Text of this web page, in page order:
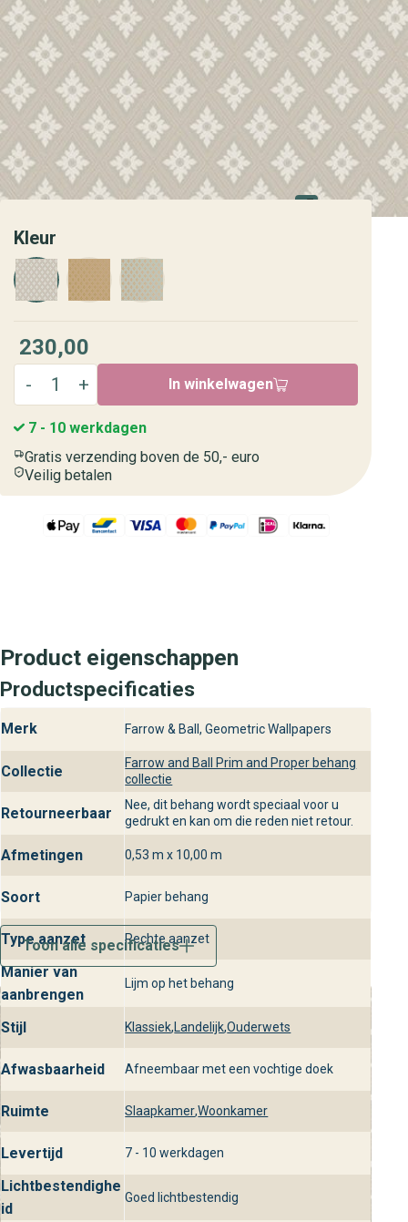
Kleur
230,00
In winkelwagen
7 - 10 werkdagen
Gratis verzending boven de 50,- euro
Veilig betalen
Product eigenschappen
Productspecificaties
Merk Farrow & Ball, Geometric Wallpapers
Collectie
Farrow and Ball Prim and Proper behang
collectie
Retourneerbaar
Nee, dit behang wordt speciaal voor u
gedrukt en kan om die reden niet retour.
Afmetingen 0,53 m x 10,00 m
Soort Papier behang
Type aanzet Rechte aanzet
Manier van
aanbrengen
Lijm op het behang
Stijl Klassiek,Landelijk,Ouderwets
Afwasbaarheid Afneembaar met een vochtige doek
Ruimte Slaapkamer,Woonkamer
Levertijd 7 - 10 werkdagen
Lichtbestendighe
id
Goed lichtbestendig
Toon alle specificaties